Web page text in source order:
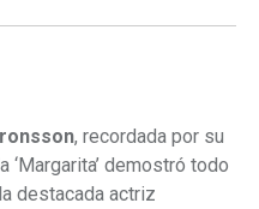
, recordada por su
demostró todo
destacada actriz